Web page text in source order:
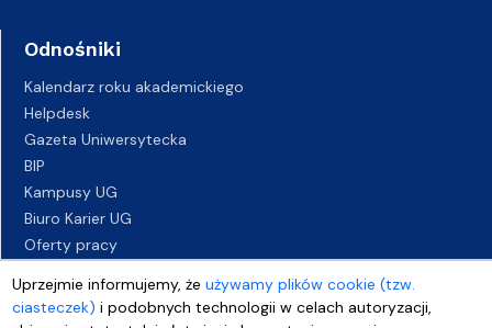
Uprzejmie informujemy, żeużywamy plików cookie (tzw.
ciasteczek) i podobnych technologii w celach autoryzacji,
Odnośniki
Kalendarz roku akademickiego
Helpdesk
Gazeta Uniwersytecka
BIP
Kampusy UG
Biuro Karier UG
Oferty pracy